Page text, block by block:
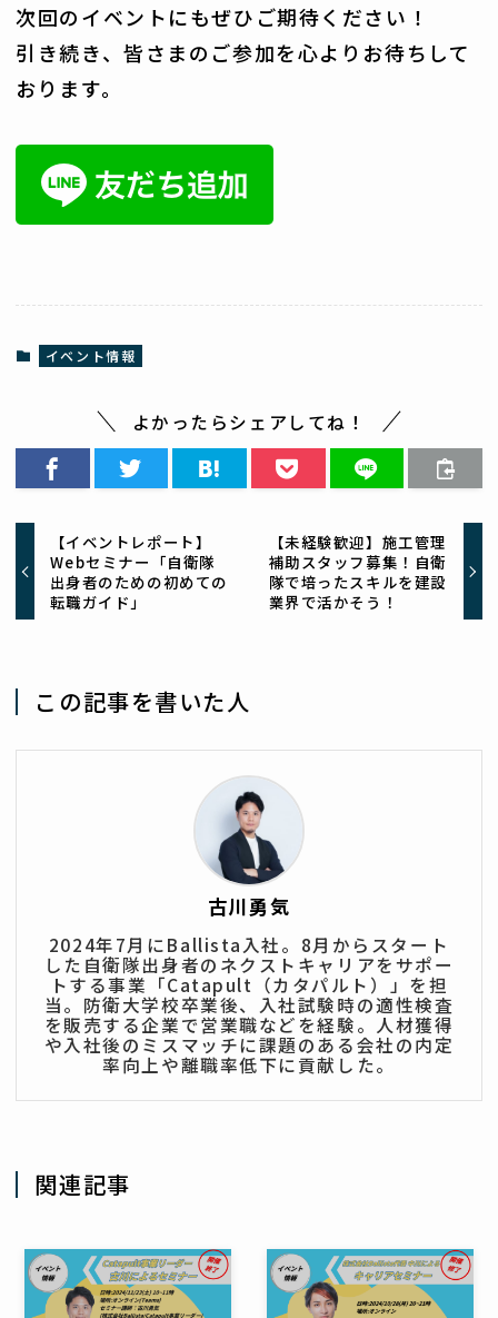
次回のイベントにもぜひご期待ください！
引き続き、皆さまのご参加を心よりお待ちして
おります。
イベント情報
よかったらシェアしてね！
【イベントレポート】
Webセミナー「自衛隊
出身者のための初めての
転職ガイド」
【未経験歓迎】施工管理
補助スタッフ募集！自衛
隊で培ったスキルを建設
業界で活かそう！
この記事を書いた人
古川勇気
2024年7月にBallista入社。8月からスタート
した自衛隊出身者のネクストキャリアをサポー
トする事業「Catapult（カタパルト）」を担
当。防衛大学校卒業後、入社試験時の適性検査
を販売する企業で営業職などを経験。人材獲得
や入社後のミスマッチに課題のある会社の内定
率向上や離職率低下に貢献した。
関連記事